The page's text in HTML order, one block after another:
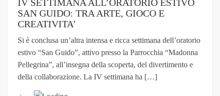
IV SETTIMANA ALL’ORATORIO ESTIVO
SAN GUIDO: TRA ARTE, GIOCO E
CREATIVITA’
Si è conclusa un’altra intensa e ricca settimana dell’oratorio
estivo “San Guido”, attivo presso la Parrocchia “Madonna
Pellegrina”, all’insegna della scoperta, del divertimento e
della collaborazione. La IV settimana ha […]